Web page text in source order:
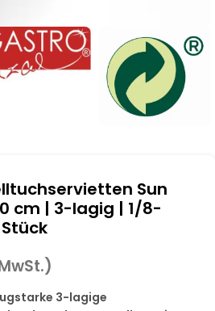
Sun
cm | 3-lagig | 1/8-
3-lagige